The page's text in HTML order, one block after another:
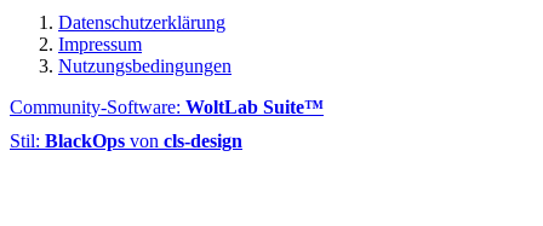
Datenschutzerklärung
Impressum
Nutzungsbedingungen
Community-Software: WoltLab Suite™
Stil: BlackOps von cls-design